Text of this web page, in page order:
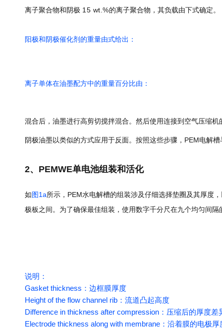
离子聚合物和阴极 15 wt.%的离子聚合物，其负载由下式确定。
阳极和阴极催化剂的重量由式给出：
离子单体在油墨配方中的重量百分比由：
混合后，油墨进行高剪切搅拌混合。然后使用连接到空气压缩
阴极油墨以类似的方式应用于反面。按照这些步骤，PEM电解
2、PEMWE单电池组装和活化
如图1a所示，PEM水电解槽的组装涉及仔细选择垫圈及其厚度
极板之间。为了确保最佳组装，使用数字千分尺在九个均匀间
说明：
Gasket thickness：边框膜厚度
Height of the flow channel rib：流道凸起高度
Difference in thickness after compression：压缩后的厚度差
Electrode thickness along with membrane：沿着膜的电极厚